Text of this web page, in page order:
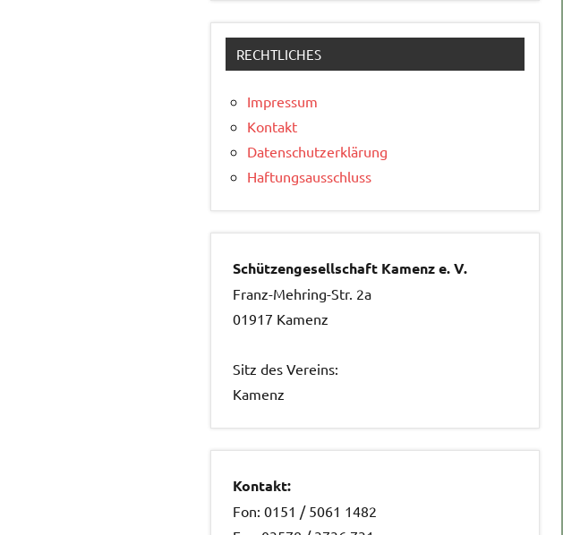
RECHTLICHES
Impressum
Kontakt
Datenschutzerklärung
Haftungsausschluss
Schützengesellschaft Kamenz e. V.
Franz-Mehring-Str. 2a
01917 Kamenz
Sitz des Vereins:
Kamenz
Kontakt:
Fon: 0151 / 5061 1482